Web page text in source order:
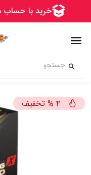
4
% تخفیف